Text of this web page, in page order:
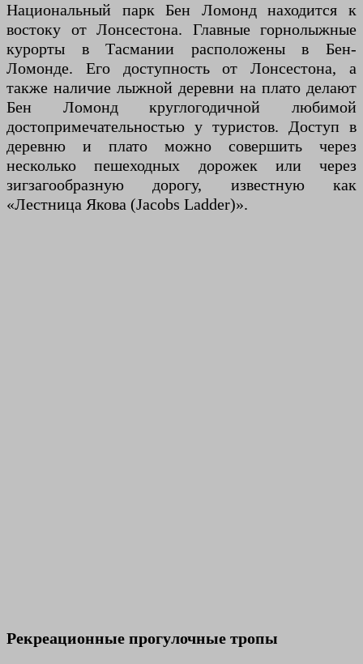
Национальный парк Бен Ломонд находится к
востоку от Лонсестона. Главные горнолыжные
курорты в Тасмании расположены в Бен-
Ломонде. Его доступность от Лонсестона, а
также наличие лыжной деревни на плато делают
Бен Ломонд круглогодичной любимой
достопримечательностью у туристов. Доступ в
деревню и плато можно совершить через
несколько пешеходных дорожек или через
зигзагообразную дорогу, известную как
«Лестница Якова (Jacobs Ladder)».
Рекреационные прогулочные тропы